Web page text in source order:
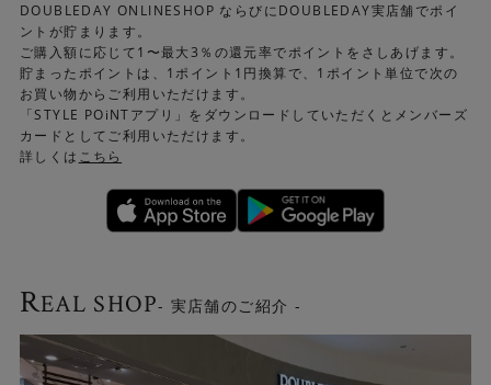
DOUBLEDAY ONLINESHOP ならびにDOUBLEDAY実店舗でポイ
ントが貯まります。
ご購入額に応じて1〜最大3％の還元率でポイントをさしあげます。
貯まったポイントは、1ポイント1円換算で、1ポイント単位で次の
お買い物からご利用いただけます。
「STYLE POiNTアプリ」をダウンロードしていただくとメンバーズ
カードとしてご利用いただけます。
詳しくは こちら
REAL SHOP- 実店舗のご紹介 -